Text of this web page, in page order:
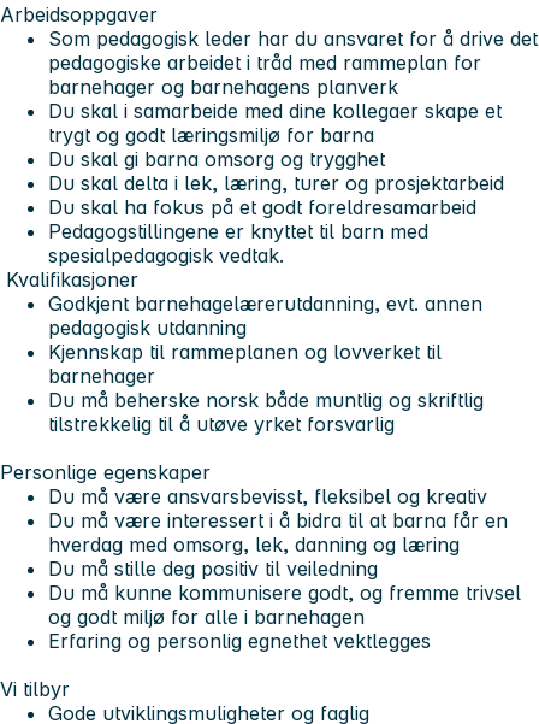
Arbeidsoppgaver
Som pedagogisk leder har du ansvaret for å drive det
pedagogiske arbeidet i tråd med rammeplan for
barnehager og barnehagens planverk
Du skal i samarbeide med dine kollegaer skape et
trygt og godt læringsmiljø for barna
Du skal gi barna omsorg og trygghet
Du skal delta i lek, læring, turer og prosjektarbeid
Du skal ha fokus på et godt foreldresamarbeid
Pedagogstillingene er knyttet til barn med
spesialpedagogisk vedtak.
Kvalifikasjoner
Godkjent barnehagelærerutdanning, evt. annen
pedagogisk utdanning
Kjennskap til rammeplanen og lovverket til
barnehager
Du må beherske norsk både muntlig og skriftlig
tilstrekkelig til å utøve yrket forsvarlig
Personlige egenskaper
Du må være ansvarsbevisst, fleksibel og kreativ
Du må være interessert i å bidra til at barna får en
hverdag med omsorg, lek, danning og læring
Du må stille deg positiv til veiledning
Du må kunne kommunisere godt, og fremme trivsel
og godt miljø for alle i barnehagen
Erfaring og personlig egnethet vektlegges
Vi tilbyr
Gode utviklingsmuligheter og faglig